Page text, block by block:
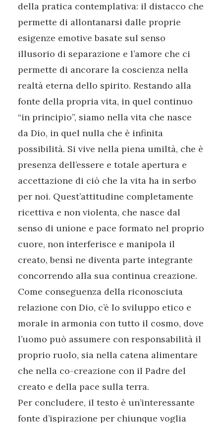
della pratica contemplativa: il distacco che
permette di allontanarsi dalle proprie
esigenze emotive basate sul senso
illusorio di separazione e l’amore che ci
permette di ancorare la coscienza nella
realtà eterna dello spirito. Restando alla
fonte della propria vita, in quel continuo
“in principio”, siamo nella vita che nasce
da Dio, in quel nulla che è infinita
possibilità. Si vive nella piena umiltà, che è
presenza dell’essere e totale apertura e
accettazione di ciò che la vita ha in serbo
per noi. Quest’attitudine completamente
ricettiva e non violenta, che nasce dal
senso di unione e pace formato nel proprio
cuore, non interferisce e manipola il
creato, bensì ne diventa parte integrante
concorrendo alla sua continua creazione.
Come conseguenza della riconosciuta
relazione con Dio, c’è lo sviluppo etico e
morale in armonia con tutto il cosmo, dove
l’uomo può assumere con responsabilità il
proprio ruolo, sia nella catena alimentare
che nella co-creazione con il Padre del
creato e della pace sulla terra.
Per concludere, il testo è un’interessante
fonte d’ispirazione per chiunque voglia